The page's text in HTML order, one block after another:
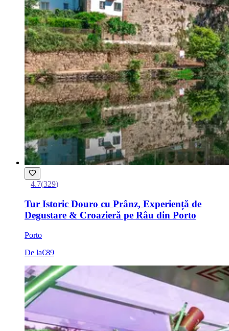
4.7(329)
Tur Istoric Douro cu Prânz, Experiență de
Degustare & Croazieră pe Râu din Porto
Porto
De la€89